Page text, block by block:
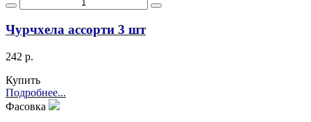
Чурчхела ассорти 3 шт
242 р.
Купить
Подробнее...
Фасовка